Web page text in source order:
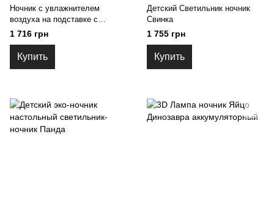
Ночник с увлажнителем
воздуха на подставке с
подсветкой Луна
1 716 грн
Купить
Детский Светильник ночник
Свинка
1 755 грн
Купить